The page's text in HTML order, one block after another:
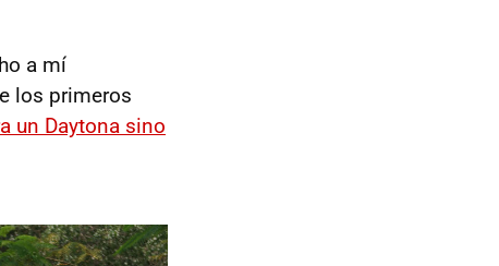
a mí
los primeros
un Daytona sino